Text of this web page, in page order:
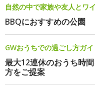
自然の中で家族や友人とワ
BBQにおすすめの公園
GWおうちでの過ごし方ガイ
最大12連休のおうち時
方をご提案